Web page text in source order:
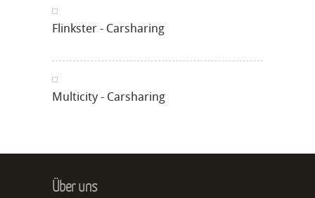
Flinkster - Carsharing
Multicity - Carsharing
Über uns